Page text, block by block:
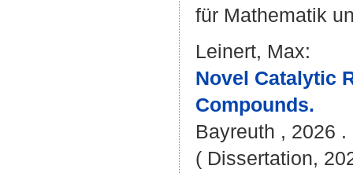
für Mathematik
Leinert, Max:
Novel Catalytic
Compounds.
Bayreuth , 2026
( Dissertation,